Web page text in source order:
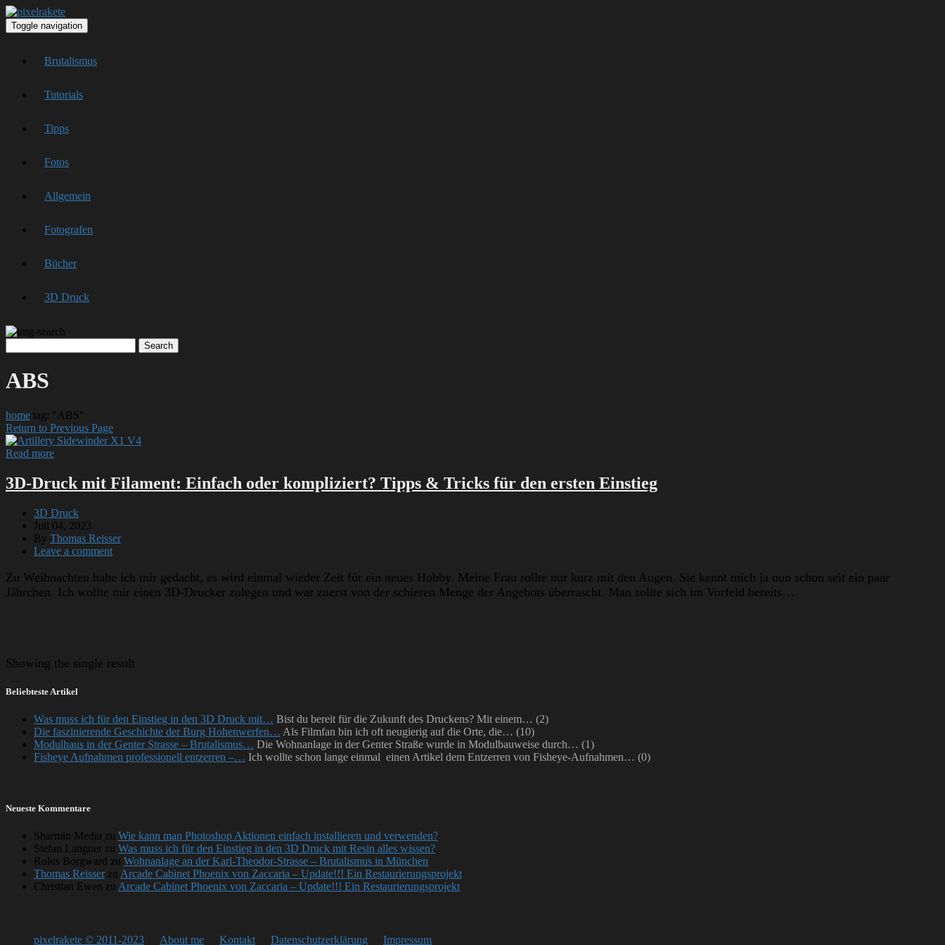
Toggle navigation
Brutalismus
Tutorials
Tipps
Fotos
Allgemein
Fotografen
Bücher
3D Druck
ABS
home tag: "ABS"
Return to Previous Page
Read more
3D-Druck mit Filament: Einfach oder kompliziert? Tipps & Tricks für den ersten Einstieg
3D Druck
Juli 04, 2023
By Thomas Reisser
Leave a comment
Zu Weihnachten habe ich mir gedacht, es wird einmal wieder Zeit für ein neues Hobby. Meine Frau rollte nur kurz mit den Augen. Sie kennt mich ja nun schon seit ein paar
Jährchen. Ich wollte mir einen 3D-Drucker zulegen und war zuerst von der schieren Menge der Angebots überrascht. Man sollte sich im Vorfeld bereits…
Showing the single result
Beliebteste Artikel
Was muss ich für den Einstieg in den 3D Druck mit… Bist du bereit für die Zukunft des Druckens? Mit einem… (2)
Die faszinierende Geschichte der Burg Hohenwerfen… Als Filmfan bin ich oft neugierig auf die Orte, die… (10)
Modulhaus in der Genter Strasse – Brutalismus… Die Wohnanlage in der Genter Straße wurde in Modulbauweise durch… (1)
Fisheye Aufnahmen professionell entzerren –… Ich wollte schon lange einmal einen Artikel dem Entzerren von Fisheye-Aufnahmen… (0)
Neueste Kommentare
Sharmin Media zu Wie kann man Photoshop Aktionen einfach installieren und verwenden?
Stefan Langner zu Was muss ich für den Einstieg in den 3D Druck mit Resin alles wissen?
Rolus Borgward zu Wohnanlage an der Karl-Theodor-Strasse – Brutalismus in München
Thomas Reisserzu Arcade Cabinet Phoenix von Zaccaria – Update!!! Ein Restaurierungsprojekt
Christian Ewen zu Arcade Cabinet Phoenix von Zaccaria – Update!!! Ein Restaurierungsprojekt
pixelrakete © 2011-2023 About me Kontakt Datenschutzerklärung Impressum